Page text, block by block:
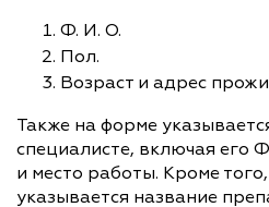
Ф. И. О.
Пол.
Возраст и адрес
Также на форме
специалисте, включая его
и место работы. Кроме
указывается название